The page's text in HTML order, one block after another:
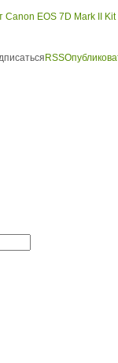
EOS 7D Mark II Kit
RSS